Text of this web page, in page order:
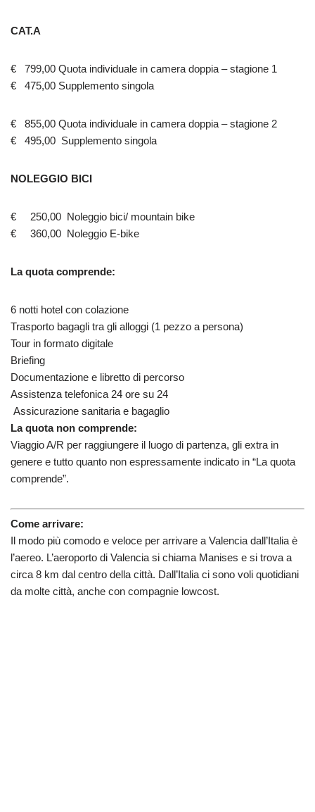
CAT.A
€ 799,00 Quota individuale in camera doppia – stagione 1
€ 475,00 Supplemento singola
€ 855,00 Quota individuale in camera doppia – stagione 2
€ 495,00 Supplemento singola
NOLEGGIO BICI
€ 250,00 Noleggio bici/ mountain bike
€ 360,00 Noleggio E-bike
La quota comprende:
6 notti hotel con colazione
Trasporto bagagli tra gli alloggi (1 pezzo a persona)
Tour in formato digitale
Briefing
Documentazione e libretto di percorso
Assistenza telefonica 24 ore su 24
Assicurazione sanitaria e bagaglio
La quota non comprende:
Viaggio A/R per raggiungere il luogo di partenza, gli extra in
genere e tutto quanto non espressamente indicato in “La quota
comprende”.
Come arrivare:
Il modo più comodo e veloce per arrivare a Valencia dall’Italia è
l’aereo. L’aeroporto di Valencia si chiama Manises e si trova a
circa 8 km dal centro della città. Dall’Italia ci sono voli quotidiani
da molte città, anche con compagnie lowcost.